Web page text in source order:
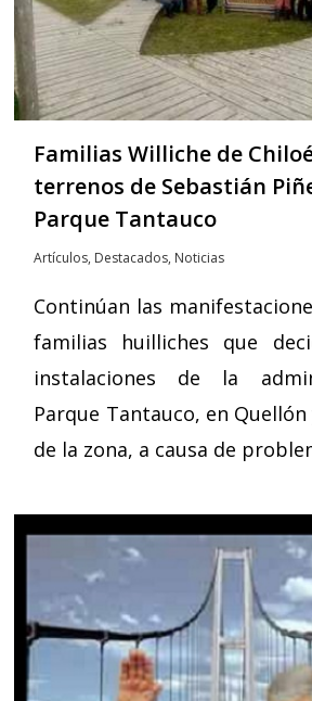
Familias Williche de
terrenos de Sebastián
Parque Tantauco
Artículos, Destacados, Noticias
Continúan las
familias huilliches que
instalaciones de la
Parque Tantauco, en
de la zona, a causa de